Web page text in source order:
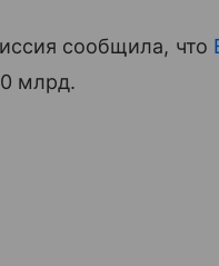
сообщила, что
млрд.